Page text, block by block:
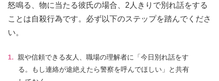
怒鳴る、物に当たる彼氏の場合、2人きりで別れ話をする
ことは自殺行為です。必ず以下のステップを踏んでくださ
い。
親や信頼できる友人、職場の理解者に「今日別れ話をす
る。もし連絡が途絶えたら警察を呼んでほしい」と共有